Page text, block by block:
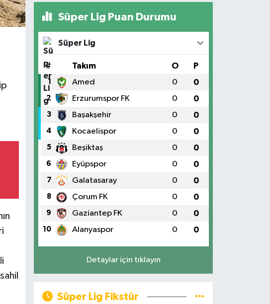
Süper Lig Puan Durumu
Süper Lig
# Takım O P
1 Amed 0 0
2 Erzurumspor FK 0 0
3 Başakşehir 0 0
4 Kocaelispor 0 0
5 Beşiktaş 0 0
6 Eyüpspor 0 0
7 Galatasaray 0 0
8 Çorum FK 0 0
9 Gaziantep FK 0 0
10 Alanyaspor 0 0
Detaylar için tıklayın
Süper Lig Fikstür